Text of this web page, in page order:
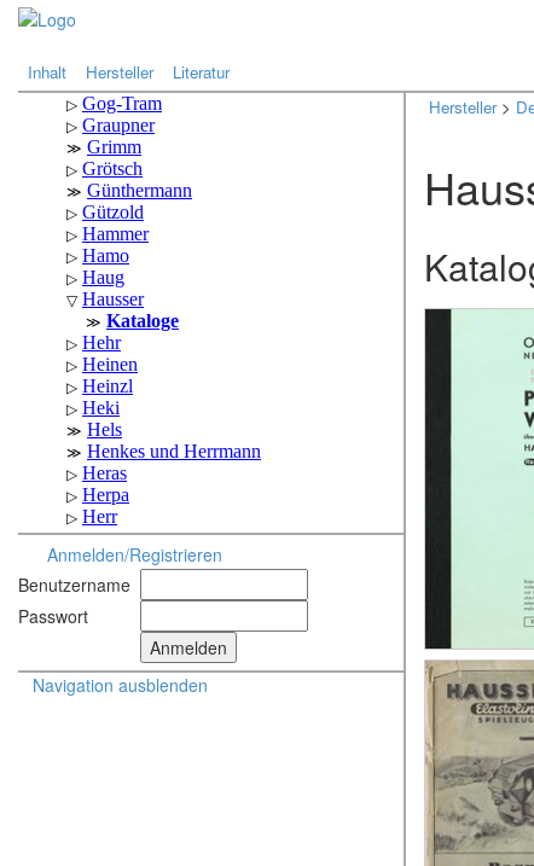
Inhalt Hersteller Literatur
Anmelden/Registrieren
Benutzername
Passwort
Navigation ausblenden
Hersteller>